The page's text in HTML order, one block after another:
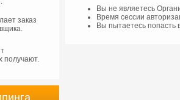
Вы не являетесь
Время сессии
Вы пытаетесь попасть
заказ
получают.